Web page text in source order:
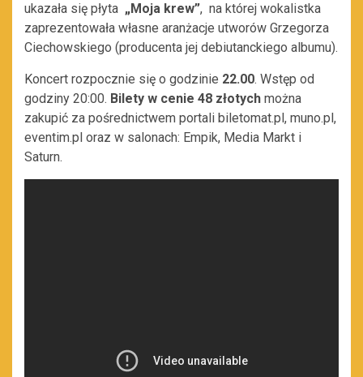
ukazała się płyta „Moja krew”, na której wokalistka
zaprezentowała własne aranżacje utworów Grzegorza
Ciechowskiego (producenta jej debiutanckiego albumu).
Koncert rozpocznie się o godzinie 22.00. Wstęp od
godziny 20:00. Bilety w cenie 48 złotych można
zakupić za pośrednictwem portali biletomat.pl, muno.pl,
eventim.pl oraz w salonach: Empik, Media Markt i
Saturn.